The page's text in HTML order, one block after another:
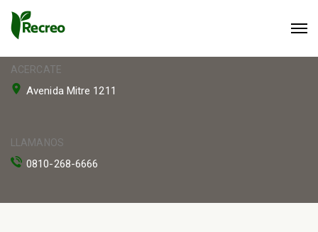
ACERCATE
Avenida Mitre 1211
LLAMANOS
0810-268-6666